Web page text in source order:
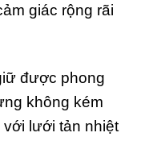
giác rộng rãi
được phong
không kém
lưới tản nhiệt